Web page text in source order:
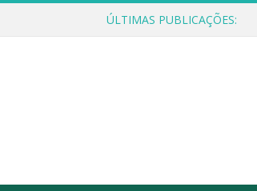
ÚLTIMAS PUBLICAÇÕES: